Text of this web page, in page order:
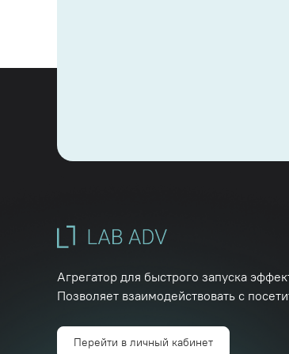
Агрегатор для быстрого запуска
Позволяет взаимодействовать с
Перейти в личный кабинет